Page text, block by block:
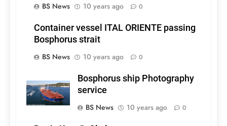
BS News
10 years ago 0
Container vessel ITAL ORIENTE passing
Bosphorus strait
BS News
10 years ago 0
Bosphorus ship Photography
service
BS News
10 years ago 0